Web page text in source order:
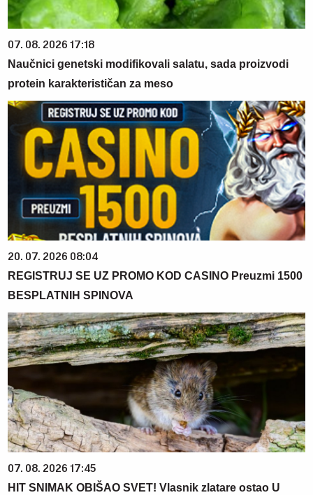
07. 08. 2026 17:18
Naučnici genetski modifikovali salatu, sada proizvodi
protein karakterističan za meso
20. 07. 2026 08:04
REGISTRUJ SE UZ PROMO KOD CASINO Preuzmi 1500
BESPLATNIH SPINOVA
07. 08. 2026 17:45
HIT SNIMAK OBIŠAO SVET! Vlasnik zlatare ostao U